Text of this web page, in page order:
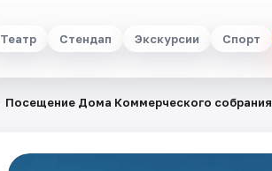
Театр Стендап Экскурсии Спорт
Посещение Дома Коммерческого собрания